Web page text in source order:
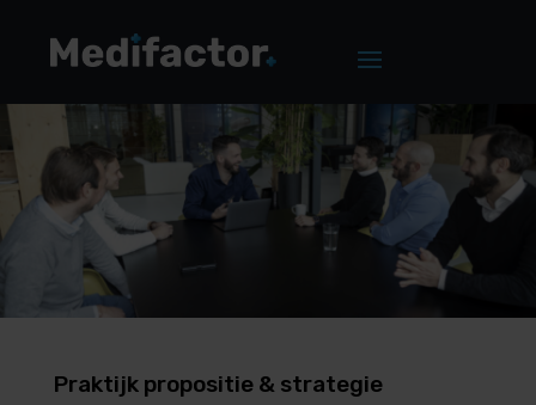
Praktijk propositie & strategie